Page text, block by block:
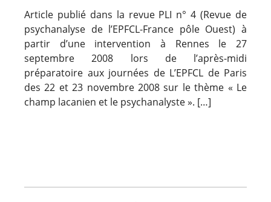
Article publié dans la revue PLI n° 4 (Revue de
psychanalyse de l’EPFCL-France pôle Ouest) à
partir d’une intervention à Rennes le 27
septembre 2008 lors de l’après-midi
préparatoire aux journées de L’EPFCL de Paris
des 22 et 23 novembre 2008 sur le thème « Le
champ lacanien et le psychanalyste ». […]
des